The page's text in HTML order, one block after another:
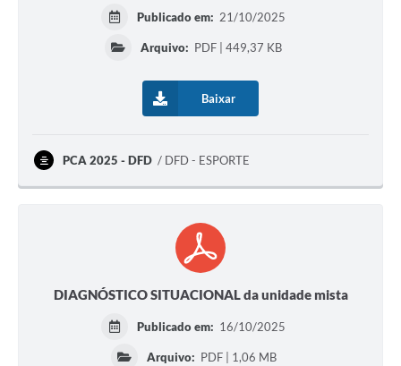
Publicado em: 21/10/2025
Arquivo: PDF | 449,37 KB
Baixar
PCA 2025 - DFD DFD - ESPORTE
DIAGNÓSTICO SITUACIONAL da unidade mista
Publicado em: 16/10/2025
Arquivo: PDF | 1,06 MB